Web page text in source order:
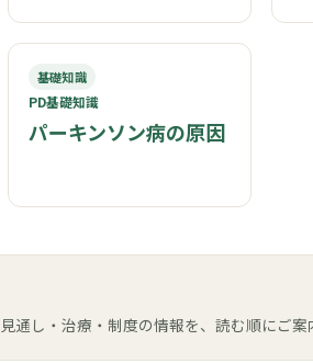
基礎知識
PD基礎知識
パーキンソン病の原因
通し・治療・制度の情報を、読む順にご案